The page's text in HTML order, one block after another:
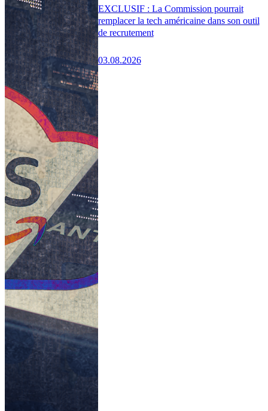
EXCLUSIF : La Commission pourrait
remplacer la tech américaine dans son outil
de recrutement
03.08.2026